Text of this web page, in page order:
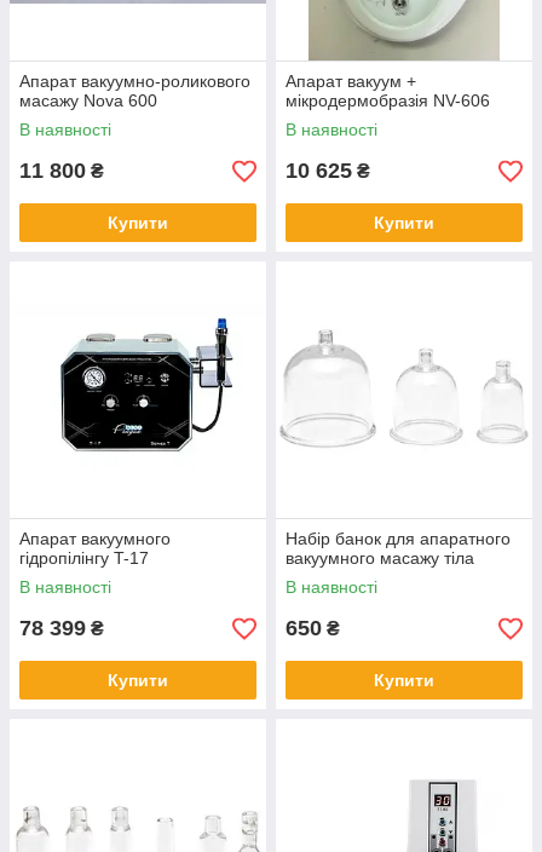
Апарат вакуумно-роликового
масажу Nova 600
В наявності
11 800 ₴
Купити
Апарат вакуум +
мікродермобразія NV-606
В наявності
10 625 ₴
Купити
Апарат вакуумного
гідропілінгу T-17
В наявності
78 399 ₴
Купити
Набір банок для апаратного
вакуумного масажу тіла
В наявності
650 ₴
Купити